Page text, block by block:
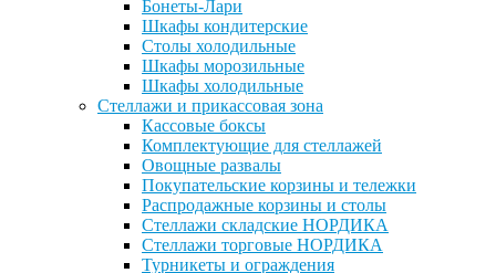
Бонеты-Лари
Шкафы кондитерские
Столы холодильные
Шкафы морозильные
Шкафы холодильные
Стеллажи и прикассовая зона
Кассовые боксы
Комплектующие для стеллажей
Овощные развалы
Покупательские корзины и тележки
Распродажные корзины и столы
Стеллажи складские НОРДИКА
Стеллажи торговые НОРДИКА
Турникеты и ограждения